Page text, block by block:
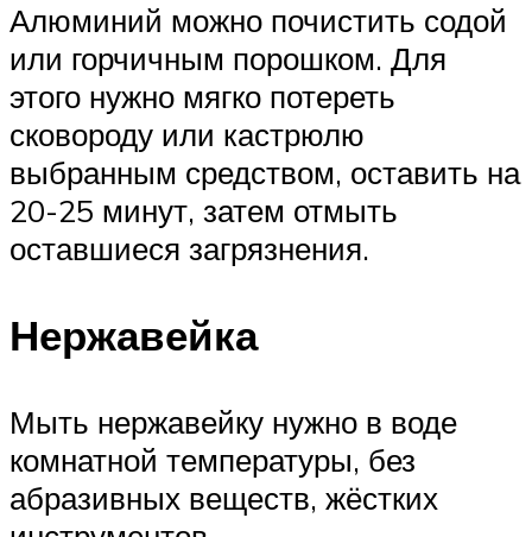
Алюминий можно почистить содой
или горчичным порошком. Для
этого нужно мягко потереть
сковороду или кастрюлю
выбранным средством, оставить на
20-25 минут, затем отмыть
оставшиеся загрязнения.
Нержавейка
Мыть нержавейку нужно в воде
комнатной температуры, без
абразивных веществ, жёстких